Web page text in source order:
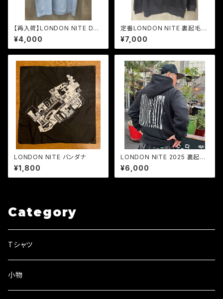
【再入荷】LONDON NITE Dan
cing Skull Tシャツ 4.7オン
ス 復刻vol.2
¥4,000
定番LONDON NITE 裏起毛ス
エットフーディ 10.oz
¥7,000
LONDON NITE バンダナ
¥1,800
LONDON NITE 2025 裏起毛
スエットフーディ 10.oz
¥6,000
Category
Tシャツ
小物